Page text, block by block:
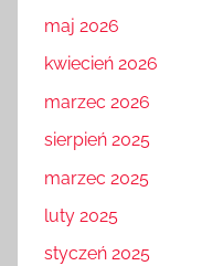
maj 2026
kwiecień 2026
marzec 2026
sierpień 2025
marzec 2025
luty 2025
styczeń 2025